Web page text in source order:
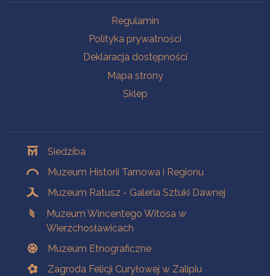
Regulamin
Polityka prywatności
Deklaracja dostępności
Mapa strony
Sklep
Siedziba
Muzeum Historii Tarnowa i Regionu
Muzeum Ratusz - Galeria Sztuki Dawnej
Muzeum Wincentego Witosa w
Wierzchosławicach
Muzeum Etnograficzne
Zagroda Felicji Curyłowej w Zalipiu